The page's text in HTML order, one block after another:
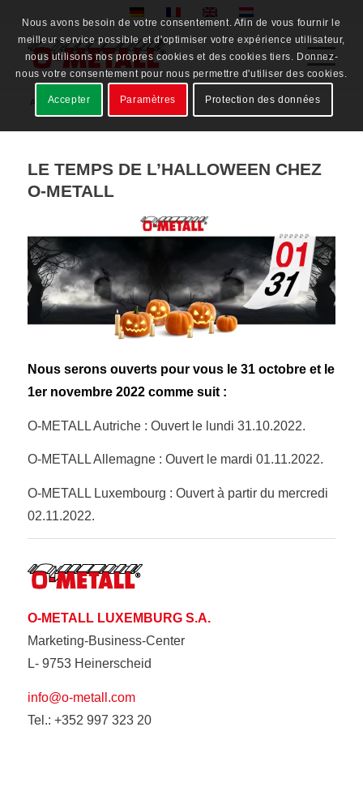
Accueil / / 2022 octobre
LE TEMPS DE L’HALLOWEEN CHEZ
O-METALL
Nous serons ouverts pour vous le 31 octobre et le
1er novembre 2022 comme suit :
O-METALL Autriche : Ouvert le lundi 31.10.2022.
O-METALL Allemagne : Ouvert le mardi 01.11.2022.
O-METALL Luxembourg : Ouvert à partir du mercredi
02.11.2022.
O-METALL LUXEMBURG S.A.
Marketing-Business-Center
L- 9753 Heinerscheid
info@o-metall.com
Tel.: +352 997 323 20
Nous avons besoin de votre consentement. Afin de vous fournir le
meilleur service possible et d'optimiser votre expérience utilisateur,
nous utilisons nos propres cookies et des cookies tiers. Donnez-
nous votre consentement pour nous permettre d'utiliser des cookies.
Accepter Paramètres Protection des données